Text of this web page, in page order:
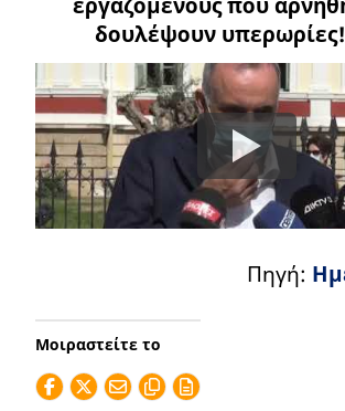
δουλέψουν
Πηγή:
Μοιραστείτε το